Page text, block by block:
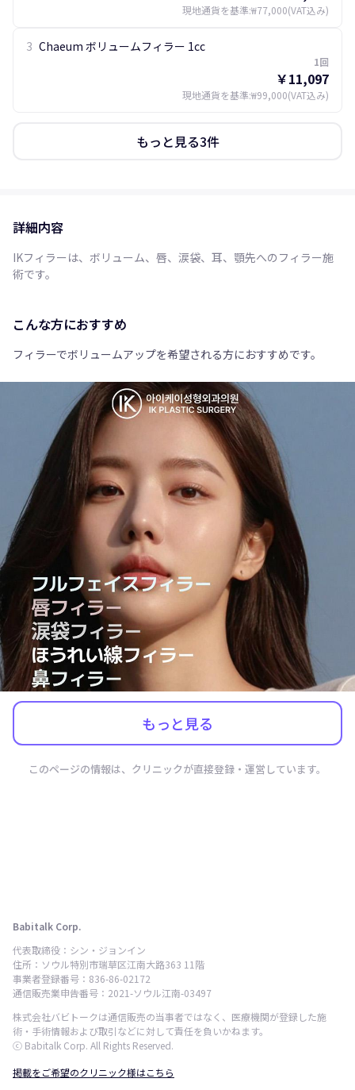
現地通貨を基準:₩77,000(VAT込み)
3 Chaeum ボリュームフィラー 1cc
1回
￥11,097
現地通貨を基準:₩99,000(VAT込み)
もっと見る3件
詳細内容
IKフィラーは、ボリューム、唇、涙袋、耳、顎先へのフィラー施
こんな方におすすめ
フィラーでボリュームアップを希望される方におすすめです。
もっと見る
このページの情報は、クリニックが直接登録・運営しています。
Babitalk Corp.
代表取締役：シン・ジョンイン
住所：ソウル特別市瑞草区江南大路363 11階
事業者登録番号：836-86-02172
通信販売業申告番号：2021-ソウル江南-03497
株式会社バビトークは通信販売の当事者ではなく、医療機関が登録した施
術・手術情報および取引などに対して責任を負いかねます。
ⓒ Babitalk Corp. All Rights Reserved.
掲載をご希望のクリニック様はこちら